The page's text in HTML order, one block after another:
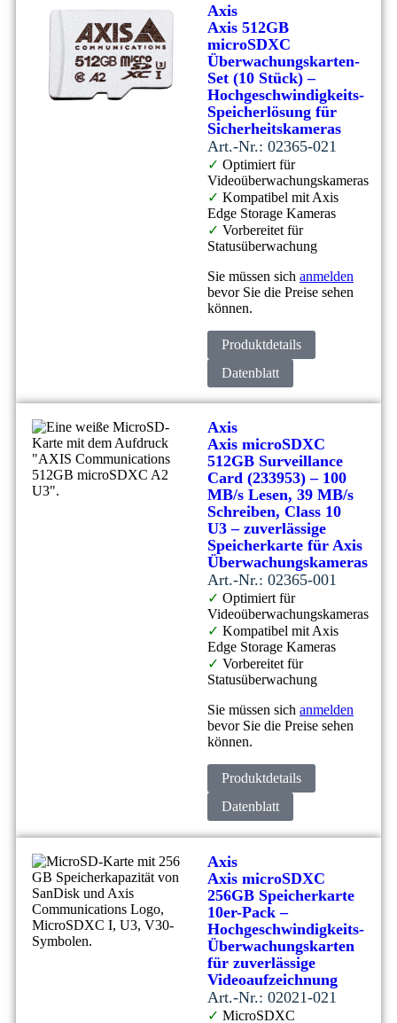
Axis
Axis 512GB
microSDXC
Überwachungskarten-
Set (10 Stück) –
Hochgeschwindigkeits-
Speicherlösung für
Sicherheitskameras
Art.-Nr.: 02365-021
✓ Optimiert für
Videoüberwachungskameras
✓ Kompatibel mit Axis
Edge Storage Kameras
✓ Vorbereitet für
Statusüberwachung
Sie müssen sich anmelden
bevor Sie die Preise sehen
können.
Produktdetails
Datenblatt
Axis
Axis microSDXC
512GB Surveillance
Card (233953) – 100
MB/s Lesen, 39 MB/s
Schreiben, Class 10
U3 – zuverlässige
Speicherkarte für Axis
Überwachungskameras
Art.-Nr.: 02365-001
✓ Optimiert für
Videoüberwachungskameras
✓ Kompatibel mit Axis
Edge Storage Kameras
✓ Vorbereitet für
Statusüberwachung
Sie müssen sich anmelden
bevor Sie die Preise sehen
können.
Produktdetails
Datenblatt
Axis
Axis microSDXC
256GB Speicherkarte
10er-Pack –
Hochgeschwindigkeits-
Überwachungskarten
für zuverlässige
Videoaufzeichnung
Art.-Nr.: 02021-021
✓ MicroSDXC